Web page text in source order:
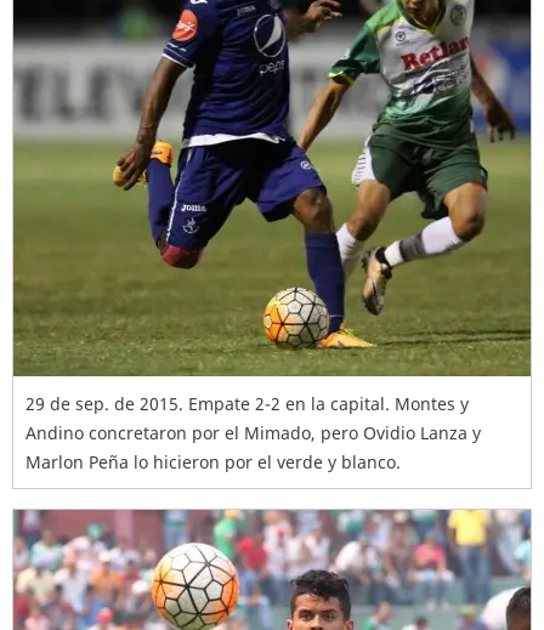
29 de sep. de 2015. Empate 2-2 en la capital. Montes y
Andino concretaron por el Mimado, pero Ovidio Lanza y
Marlon Peña lo hicieron por el verde y blanco.